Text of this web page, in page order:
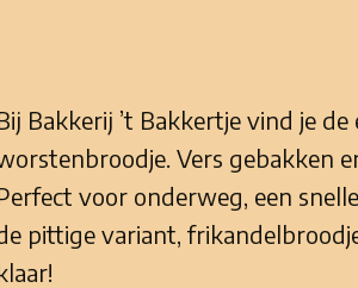
Bakkerij ’t Bakkertje vind je
Vers gebakken
voor onderweg, een
pittige variant,